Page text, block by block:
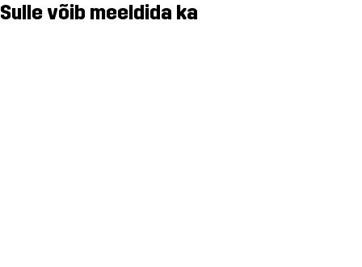
Sulle võib meeldida ka